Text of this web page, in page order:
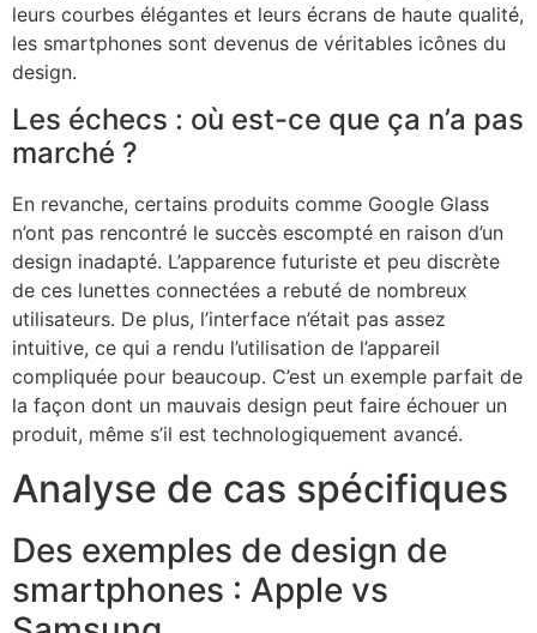
leurs courbes élégantes et leurs écrans de haute qualité,
les smartphones sont devenus de véritables icônes du
design.
Les échecs : où est-ce que ça n’a pas
marché ?
En revanche, certains produits comme Google Glass
n’ont pas rencontré le succès escompté en raison d’un
design inadapté. L’apparence futuriste et peu discrète
de ces lunettes connectées a rebuté de nombreux
utilisateurs. De plus, l’interface n’était pas assez
intuitive, ce qui a rendu l’utilisation de l’appareil
compliquée pour beaucoup. C’est un exemple parfait de
la façon dont un mauvais design peut faire échouer un
produit, même s’il est technologiquement avancé.
Analyse de cas spécifiques
Des exemples de design de
smartphones : Apple vs